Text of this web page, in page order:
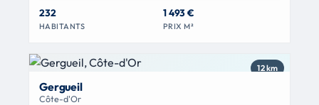
232
HABITANTS
1 493 €
PRIX M²
12 km
Gergueil
Côte-d'Or